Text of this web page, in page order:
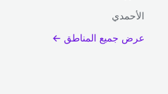
الأحمدي
عرض جميع المناطق ←